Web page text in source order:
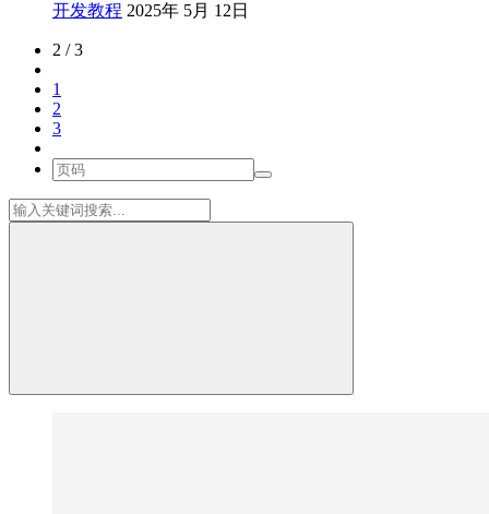
开发教程 2025年 5月 12日
2 / 3
1
2
3